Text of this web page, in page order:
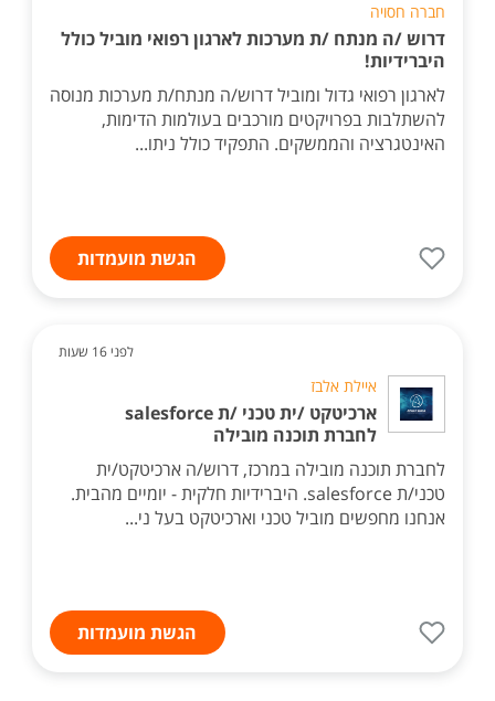
חברה חסויה
דרוש /ה מנתח /ת מערכות לארגון רפואי מוביל כולל
היברידיות!
לארגון רפואי גדול ומוביל דרוש/ה מנתח/ת מערכות מנוסה
להשתלבות בפרויקטים מורכבים בעולמות הדימות,
האינטגרציה והממשקים. התפקיד כולל ניתו...
הגשת מועמדות
לפני 16 שעות
איילת אלבז
ארכיטקט /ית טכני /ת salesforce
לחברת תוכנה מובילה
לחברת תוכנה מובילה במרכז, דרוש/ה ארכיטקט/ית
טכני/ת salesforce. היברידיות חלקית - יומיים מהבית.
אנחנו מחפשים מוביל טכני וארכיטקט בעל ני...
הגשת מועמדות